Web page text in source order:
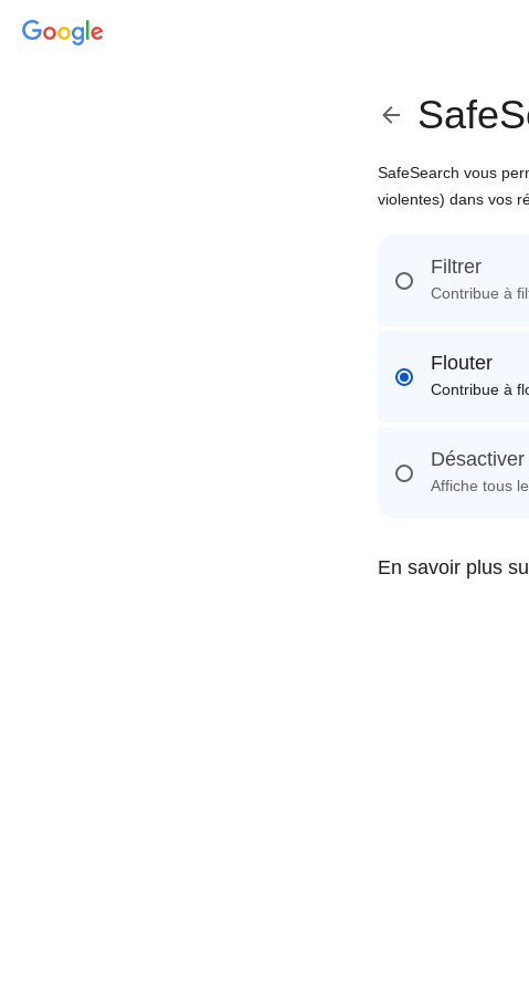
SafeSearch vous
violentes) dans vos
Filtrer
Contribue à
Flouter
Contribue à
Désactiver
Affiche tous
En savoir plus